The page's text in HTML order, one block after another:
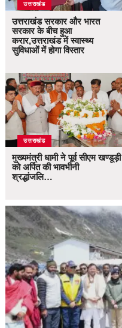
उत्तराखंड
उत्तराखंड सरकार और भारत
सरकार के बीच हुआ
करार,उत्तराखंड में स्वास्थ्य
सुविधाओं में होगा विस्तार
उत्तराखंड
मुख्यमंत्री धामी ने पूर्व सीएम खण्डूड़ी
को अर्पित की भावभीनी
श्रद्धांजलि…